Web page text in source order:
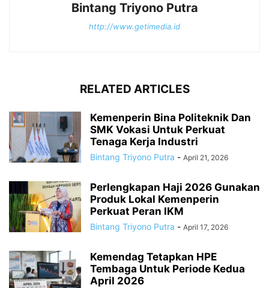
Bintang Triyono Putra
http://www.getimedia.id
RELATED ARTICLES
Kemenperin Bina Politeknik Dan
SMK Vokasi Untuk Perkuat
Tenaga Kerja Industri
Bintang Triyono Putra - April 21, 2026
Perlengkapan Haji 2026 Gunakan
Produk Lokal Kemenperin
Perkuat Peran IKM
Bintang Triyono Putra - April 17, 2026
Kemendag Tetapkan HPE
Tembaga Untuk Periode Kedua
April 2026